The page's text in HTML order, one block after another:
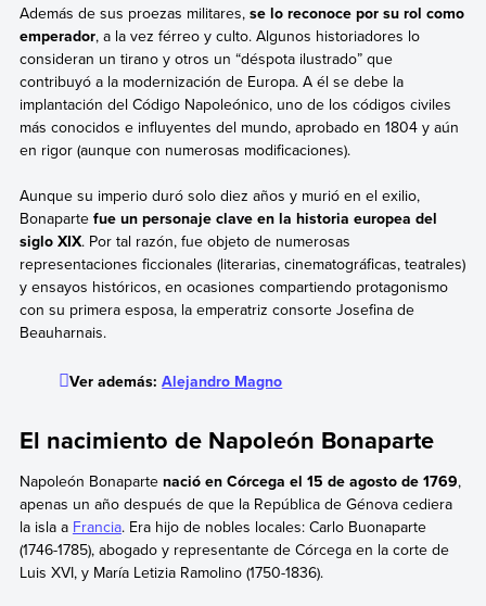
Además de sus proezas militares, se lo reconoce por su rol como
emperador, a la vez férreo y culto. Algunos historiadores lo
consideran un tirano y otros un “déspota ilustrado” que
contribuyó a la modernización de Europa. A él se debe la
implantación del Código Napoleónico, uno de los códigos civiles
más conocidos e influyentes del mundo, aprobado en 1804 y aún
en rigor (aunque con numerosas modificaciones).
Aunque su imperio duró solo diez años y murió en el exilio,
Bonaparte fue un personaje clave en la historia europea del
siglo XIX. Por tal razón, fue objeto de numerosas
representaciones ficcionales (literarias, cinematográficas, teatrales)
y ensayos históricos, en ocasiones compartiendo protagonismo
con su primera esposa, la emperatriz consorte Josefina de
Beauharnais.
Ver además:Alejandro Magno
El nacimiento de Napoleón Bonaparte
Napoleón Bonaparte nació en Córcega el 15 de agosto de 1769,
apenas un año después de que la República de Génova cediera
la isla a Francia. Era hijo de nobles locales: Carlo Buonaparte
(1746-1785), abogado y representante de Córcega en la corte de
Luis XVI, y María Letizia Ramolino (1750-1836).